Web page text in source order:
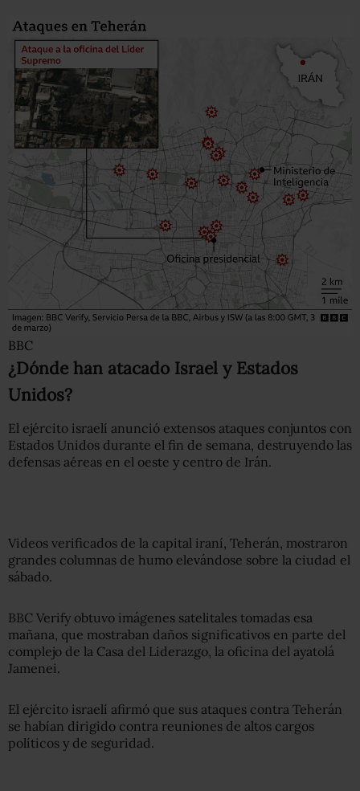
BBC
¿Dónde han atacado Israel y Estados
Unidos?
El ejército israelí anunció extensos ataques conjuntos con
Estados Unidos durante el fin de semana, destruyendo las
defensas aéreas en el oeste y centro de Irán.
Videos verificados de la capital iraní, Teherán, mostraron
grandes columnas de humo elevándose sobre la ciudad el
sábado.
BBC Verify obtuvo imágenes satelitales tomadas esa
mañana, que mostraban daños significativos en parte del
complejo de la Casa del Liderazgo, la oficina del ayatolá
Jamenei.
El ejército israelí afirmó que sus ataques contra Teherán
se habían dirigido contra reuniones de altos cargos
políticos y de seguridad.